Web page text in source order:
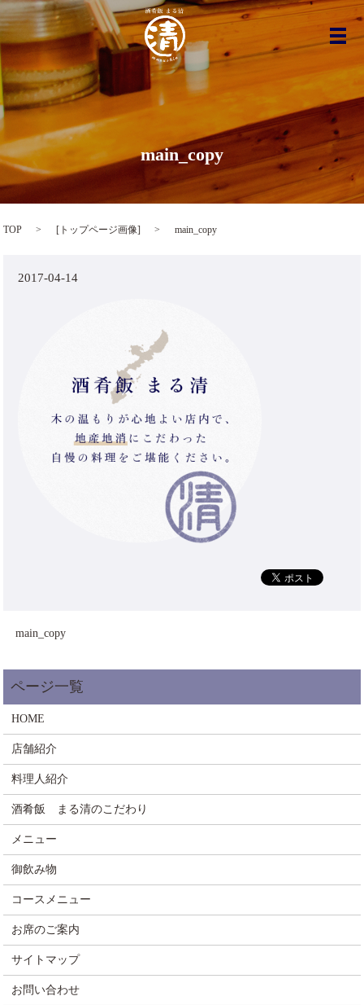
メ
main_copy
TOP [ トップページ画像] main_copy
2017-04-14
main_copy
HOME
店舗紹介
料理人紹介
酒肴飯 まる清のこだわり
メニュー
御飲み物
コースメニュー
お席のご案内
サイトマップ
お問い合わせ